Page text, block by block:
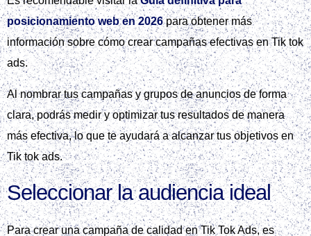
Crear una imagen que muestre los pasos para
configurar TikTok Ads Manager, incluyendo la
validación del correo y la configuración de la
facturación.
El primer paso es registrarse en Tik Tok Ads Manager y
validar el correo electrónico. Luego, es necesario añadir un
método de pago, como una tarjeta o PayPal, y configurar la
facturación. La completitud del perfil de empresa y la
conexión de la cuenta de TikTok son aspectos importantes
que no deben pasarse por alto.